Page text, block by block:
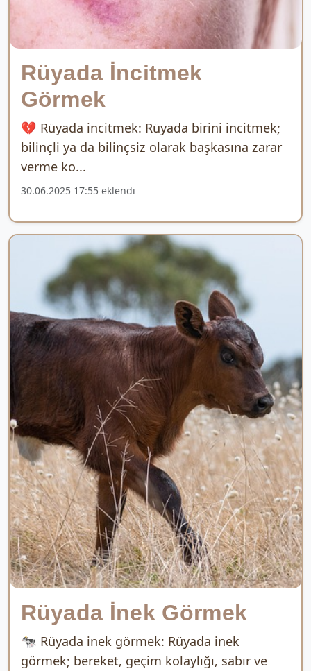
Rüyada İncitmek
Görmek
💔 Rüyada incitmek: Rüyada birini incitmek;
bilinçli ya da bilinçsiz olarak başkasına zarar
verme ko...
30.06.2025 17:55 eklendi
Rüyada İnek Görmek
🐄 Rüyada inek görmek: Rüyada inek
görmek; bereket, geçim kolaylığı, sabır ve